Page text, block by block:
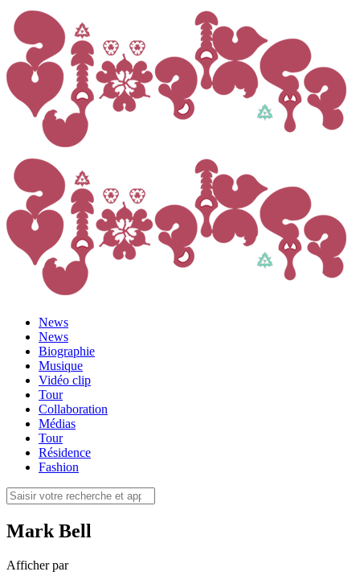
News
News
Biographie
Musique
Vidéo clip
Tour
Collaboration
Médias
Tour
Résidence
Fashion
Mark Bell
Afficherpar